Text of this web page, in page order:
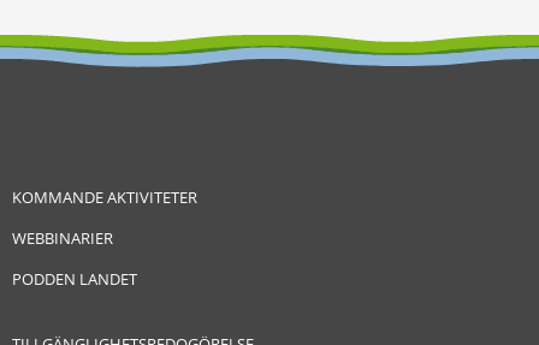
KOMMANDE AKTIVITETER
WEBBINARIER
PODDEN LANDET